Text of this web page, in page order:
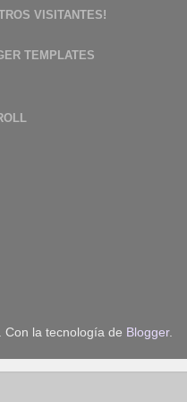
VISITANTES!
TEMPLATES
Con la tecnología de Blogger.